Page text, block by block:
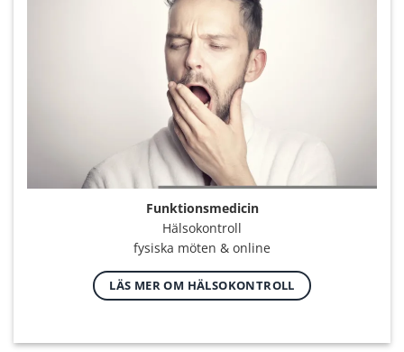
Funktionsmedicin
Hälsokontroll
fysiska möten & online
LÄS MER OM HÄLSOKONTROLL